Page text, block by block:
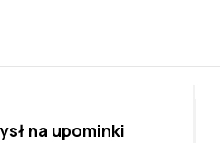
na upominki